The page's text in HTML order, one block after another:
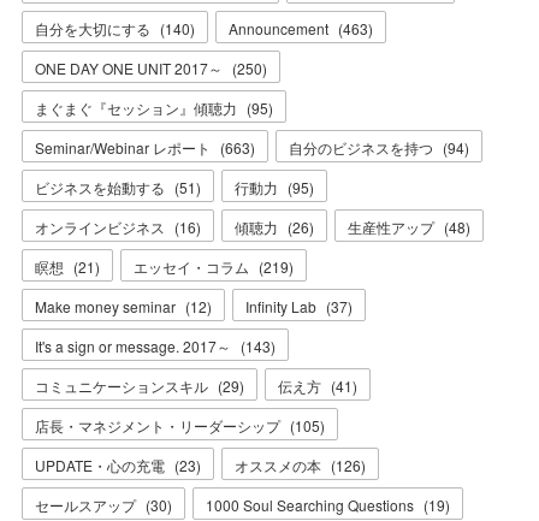
自分を大切にする (140) Announcement (463)
ONE DAY ONE UNIT 2017～
(250)
まぐまぐ『セッション』傾聴力 (95)
Seminar/Webinar レポート
(663) 自分のビジネスを持つ (94)
ビジネスを始動する (51) 行動力 (95)
オンラインビジネス
(16) 傾聴力 (26) 生産性アップ (48)
瞑想 (21) エッセイ・コラム (219)
Make money seminar (12) Infinity Lab (37)
It's a sign or message. 2017～
(143)
コミュニケーションスキル (29) 伝え方 (41)
店長・マネジメント・リーダーシップ (105)
UPDATE・心の充電 (23) オススメの本 (126)
セールスアップ (30) 1000 Soul Searching Questions (19)